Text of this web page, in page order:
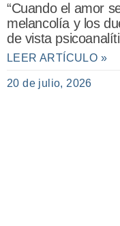
“Cuando el amor
melancolía y los
de vista
LEER ARTÍCULO »
20 de julio, 2026